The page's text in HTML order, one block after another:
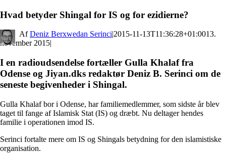
Hvad betyder Shingal for IS og for ezidierne?
By Deniz Berxwedan Serinci|2015-11-13T11:36:28+01:0013.
november 2015|
I en radioudsendelse fortæller Gulla Khalaf fra
Odense og Jiyan.dks redaktør Deniz B. Serinci om de
seneste begivenheder i Shingal.
Gulla Khalaf bor i Odense, har familiemedlemmer, som sidste år blev
taget til fange af Islamisk Stat (IS) og dræbt. Nu deltager hendes
familie i operationen imod IS.
Serinci fortalte mere om IS og Shingals betydning for den islamistiske
organisation.